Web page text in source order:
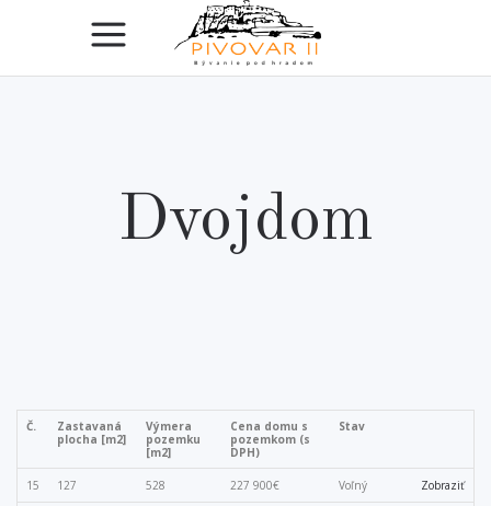
Dvojdom
Č.
Zastavaná
plocha [m2]
Výmera
pozemku
[m2]
Cena domu s
pozemkom (s
DPH)
Stav
15 127 528 227 900€ Voľný Zobraziť